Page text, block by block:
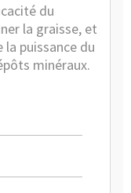
du
la graisse, et
puissance du
minéraux.